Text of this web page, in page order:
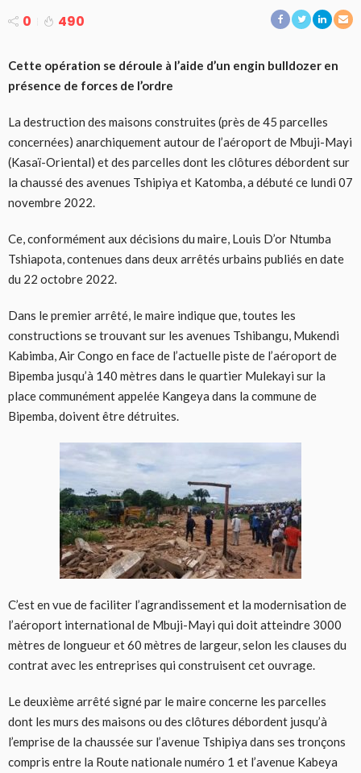
0 490
Cette opération se déroule à l’aide d’un engin bulldozer en
présence de forces de l’ordre
La destruction des maisons construites (près de 45 parcelles
concernées) anarchiquement autour de l’aéroport de Mbuji-Mayi
(Kasaï-Oriental) et des parcelles dont les clôtures débordent sur
la chaussé des avenues Tshipiya et Katomba, a débuté ce lundi 07
novembre 2022.
Ce, conformément aux décisions du maire, Louis D’or Ntumba
Tshiapota, contenues dans deux arrêtés urbains publiés en date
du 22 octobre 2022.
Dans le premier arrêté, le maire indique que, toutes les
constructions se trouvant sur les avenues Tshibangu, Mukendi
Kabimba, Air Congo en face de l’actuelle piste de l’aéroport de
Bipemba jusqu’à 140 mètres dans le quartier Mulekayi sur la
place communément appelée Kangeya dans la commune de
Bipemba, doivent être détruites.
C’est en vue de faciliter l’agrandissement et la modernisation de
l’aéroport international de Mbuji-Mayi qui doit atteindre 3000
mètres de longueur et 60 mètres de largeur, selon les clauses du
contrat avec les entreprises qui construisent cet ouvrage.
Le deuxième arrêté signé par le maire concerne les parcelles
dont les murs des maisons ou des clôtures débordent jusqu’à
l’emprise de la chaussée sur l’avenue Tshipiya dans ses tronçons
compris entre la Route nationale numéro 1 et l’avenue Kabeya